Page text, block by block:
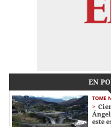
EN
TOME
este